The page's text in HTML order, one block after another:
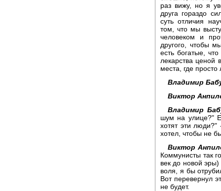
раз вижу, но я
друга гораздо
суть отличия
том, что мы
человеком и
другого, чтобы
есть богатые,
лекарства ценой
места, где
Владимир
Виктор
Владимир
шум на улице?"
хотят эти
хотел, чтобы не
Виктор
Коммунисты так
век до новой
воля, я бы
Вот перевернул
не будет.